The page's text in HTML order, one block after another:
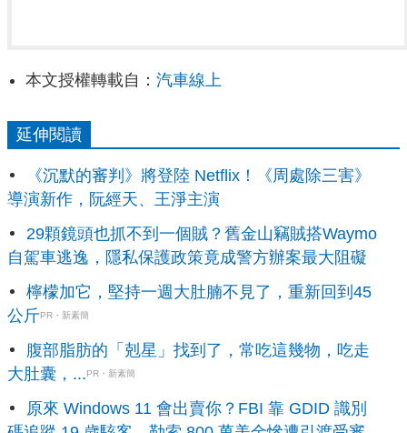
本文授權轉載自： 汽車線上
延伸閱讀
《沉默的審判》將登陸 Netflix！《周處除三害》
導演新作，阮經天、王淨主演
29顆鏡頭也抓不到一個賊？舊金山竊賊搭Waymo
自駕車逃逸，隱私保護政策竟成警方辦案最大阻礙
檸檬加它，堅持一週大肚腩不見了，重新回到45
公斤PR・新素簡
腹部脂肪的「剋星」找到了，常吃這幾物，吃走
大肚囊，...PR・新素簡
原來 Windows 11 會出賣你？FBI 靠 GDID 識別